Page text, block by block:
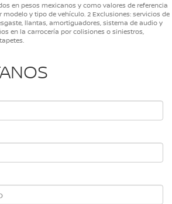
en pesos mexicanos y como valores de referencia
y tipo de vehículo. 2 Exclusiones: servicios de
llantas, amortiguadores, sistema de audio y
en la carrocería por colisiones o siniestros,